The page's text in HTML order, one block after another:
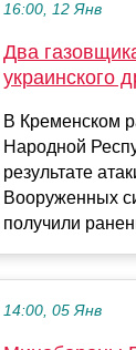
16:00, 12 Янв
Два
украинского
В Кременском
Народной
результате
Вооруженных
получили
14:00, 05 Янв